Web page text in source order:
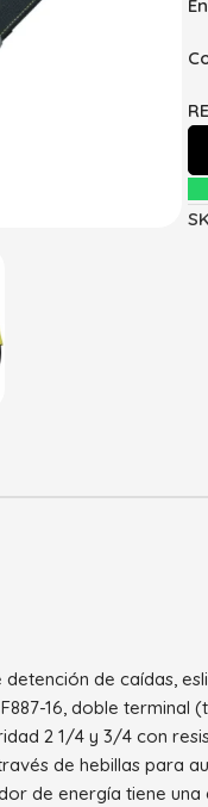
de caídas,
16, doble terminal
2 1/4 y 3/4 con
de hebillas para
de energía tiene una